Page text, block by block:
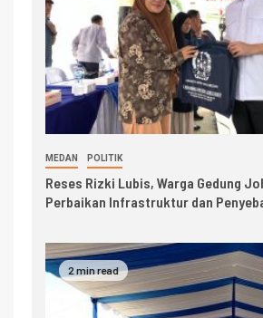
MEDAN POLITIK
Reses Rizki Lubis, Warga Gedung
Perbaikan Infrastruktur dan
2 min read